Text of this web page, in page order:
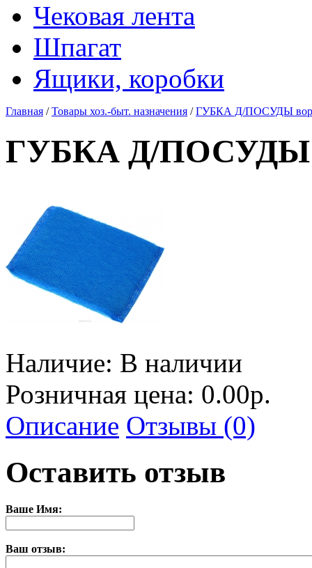
Чековая лента
Шпагат
Ящики, коробки
Главная /Товары хоз.-быт. назначения /ГУБКА Д/ПОСУДЫ
ГУБКА Д/ПОСУДЫ
Наличие: В наличии
Розничная цена: 0.00р.
Описание Отзывы (0)
Оставить отзыв
Ваше Имя:
Ваш отзыв: